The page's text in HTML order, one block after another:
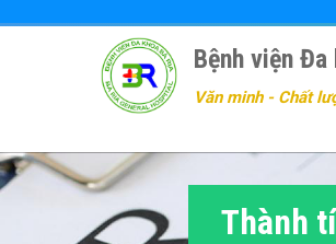
đến
Bệnh viện Đa
Văn minh - Chất
Thành